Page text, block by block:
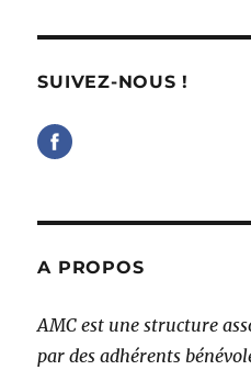
SUIVEZ-NOUS !
A PROPOS
AMC est une structure
par des adhérents